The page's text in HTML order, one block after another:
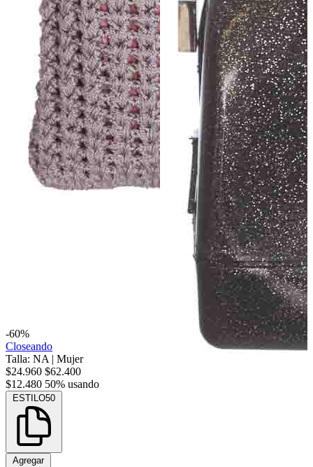
-60%
Closeando
Talla: NA | Mujer
$24.960 $62.400
$12.480 50% usando
ESTILO50
Agregar